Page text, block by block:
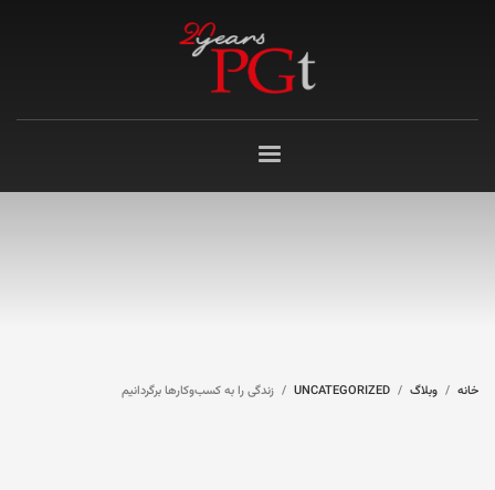
خانه وبلاگ UNCATEGORIZED زندگی را به کسب‌وکارها برگردانیم